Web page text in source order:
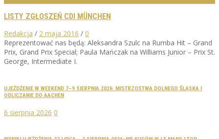
LISTY ZGŁOSZEŃ CDI MÜNCHEN
Redakcja / 2 maja 2016 / 0
Reprezentować nas będą: Aleksandra Szulc na Rumba Hit – Grand
Prix, Grand Prix Special; Paula Mańczak na Williams Junior – Prix St.
George, Intermediate I.
UJEŻDŻENIE W WEEKEND 7–9 SIERPNIA 2026: MISTRZOSTWA DOLNEGO ŚLĄSKA I
ODLICZANIE DO AACHEN
6 sierpnia 2026 0